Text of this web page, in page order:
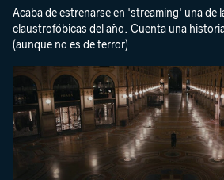
Acaba de estrenarse en 'streaming' una de
claustrofóbicas del año. Cuenta una
(aunque no es de terror)